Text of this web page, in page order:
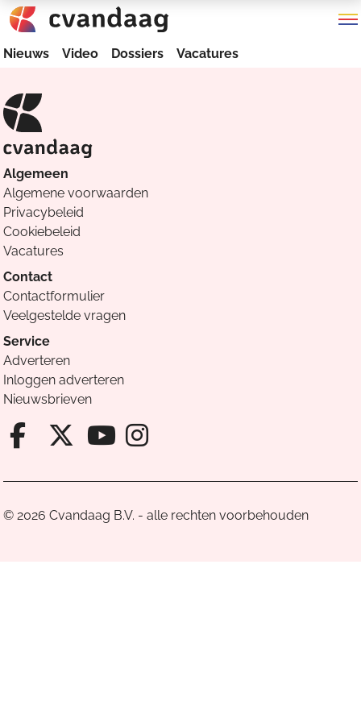
Nieuws Video Dossiers Vacatures
Algemeen
Algemene voorwaarden
Privacybeleid
Cookiebeleid
Vacatures
Contact
Contactformulier
Veelgestelde vragen
Service
Adverteren
Inloggen adverteren
Nieuwsbrieven
Facebook van Cvandaag
X van Cvandaag
Instagram van
© 2026 Cvandaag B.V. - alle rechten voorbehouden